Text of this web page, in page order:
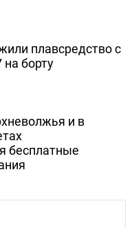
плавсредство с
борту
и в
бесплатные